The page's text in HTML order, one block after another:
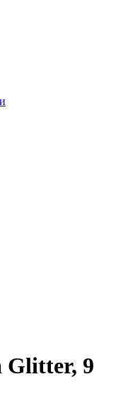
Glitter, 9